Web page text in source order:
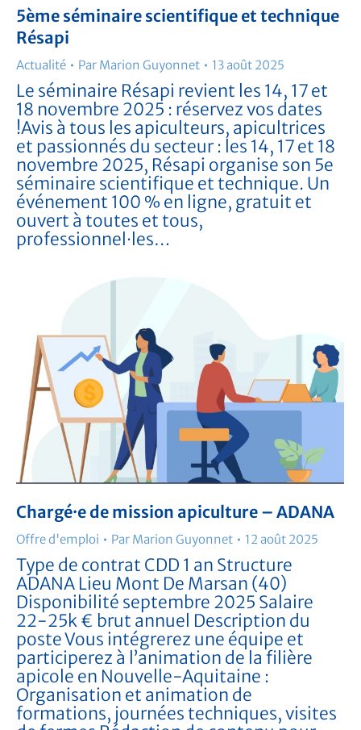
5ème séminaire scientifique et technique
Résapi
Actualité Par Marion Guyonnet 13 août 2025
Le séminaire Résapi revient les 14, 17 et
18 novembre 2025 : réservez vos dates
!Avis à tous les apiculteurs, apicultrices
et passionnés du secteur : les 14, 17 et 18
novembre 2025, Résapi organise son 5e
séminaire scientifique et technique. Un
événement 100 % en ligne, gratuit et
ouvert à toutes et tous,
professionnel·les…
Chargé·e de mission apiculture – ADANA
Offre d'emploi Par Marion Guyonnet 12 août 2025
Type de contrat CDD 1 an Structure
ADANA Lieu Mont De Marsan (40)
Disponibilité septembre 2025 Salaire
22-25k € brut annuel Description du
poste Vous intégrerez une équipe et
participerez à l’animation de la filière
apicole en Nouvelle-Aquitaine :
Organisation et animation de
formations, journées techniques, visites